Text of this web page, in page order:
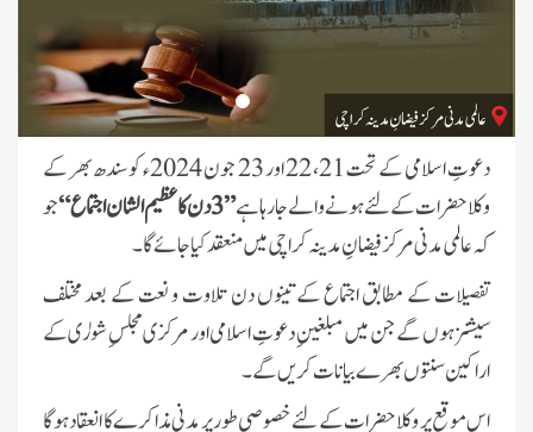
دعوتِ اسلامی کے تحت 21، 22 اور 23 جون 2024ء کو سندھ بھر کے
وکلا حضرات کے لئے ہونے والے جا رہا ہے”3 دن کا عظیم الشان اجتماع“
جو
کہ عالمی مدنی مرکز فیضانِ مدینہ کراچی میں منعقد کیا جائے گا۔
تفصیلات کے مطابق اجتماع کے تینوں دن تلاوت و نعت کے بعد مختلف
سیشنز ہوں گے جن میں مبلغینِ دعوتِ اسلامی اور مرکزی مجلسِ شورٰی کے
اراکین سنتوں بھرے بیانات کریں گے۔
اس موقع پر وکلا حضرات کے لئے خصوصی طور پر مدنی مذاکرے کا انعقاد ہو گا